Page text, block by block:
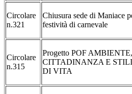
Circolare
n.321
Chiusura sede di Maniace
festività di carnevale
Circolare
n.315
Progetto POF AMBIENTE,
CITTADINANZA E STILI
DI VITA